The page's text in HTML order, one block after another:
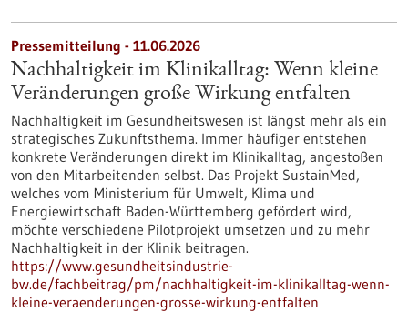
Pressemitteilung - 11.06.2026
Nachhaltigkeit im Klinikalltag: Wenn kleine
Veränderungen große Wirkung entfalten
Nachhaltigkeit im Gesundheitswesen ist längst mehr als ein
strategisches Zukunftsthema. Immer häufiger entstehen
konkrete Veränderungen direkt im Klinikalltag, angestoßen
von den Mitarbeitenden selbst. Das Projekt SustainMed,
welches vom Ministerium für Umwelt, Klima und
Energiewirtschaft Baden-Württemberg gefördert wird,
möchte verschiedene Pilotprojekt umsetzen und zu mehr
Nachhaltigkeit in der Klinik beitragen.
https://www.gesundheitsindustrie-
bw.de/fachbeitrag/pm/nachhaltigkeit-im-klinikalltag-wenn-
kleine-veraenderungen-grosse-wirkung-entfalten